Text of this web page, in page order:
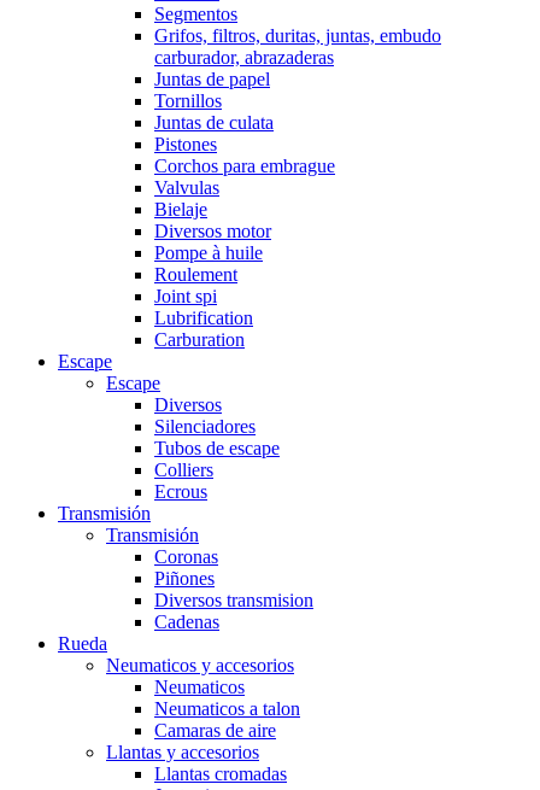
Segmentos
Grifos, filtros, duritas, juntas, embudo
carburador, abrazaderas
Juntas de papel
Tornillos
Juntas de culata
Pistones
Corchos para embrague
Valvulas
Bielaje
Diversos motor
Pompe à huile
Roulement
Joint spi
Lubrification
Carburation
Escape
Escape
Diversos
Silenciadores
Tubos de escape
Colliers
Ecrous
Transmisión
Transmisión
Coronas
Piñones
Diversos transmision
Cadenas
Rueda
Neumaticos y accesorios
Neumaticos
Neumaticos a talon
Camaras de aire
Llantas y accesorios
Llantas cromadas